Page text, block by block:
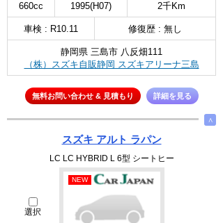
660cc 1995(H07) 2千Km
車検 : R10.11 修復歴 : 無し
静岡県 三島市 八反畑111
（株）スズキ自販静岡 スズキアリーナ三島
無料お問い合わせ & 見積もり 詳細を見る
∧
スズキ アルト ラパン
LC LC HYBRID L 6型 シートヒー
選択
NEW